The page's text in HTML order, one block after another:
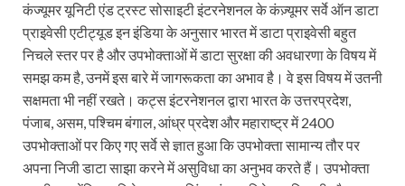
कंज्यूमर यूनिटी एंड ट्रस्ट सोसाइटी इंटरनेशनल के कंज़्यूमर सर्वे ऑन डाटा
प्राइवेसी एटीट्यूड इन इंडिया के अनुसार भारत में डाटा प्राइवेसी बहुत
निचले स्तर पर है और उपभोक्ताओं में डाटा सुरक्षा की अवधारणा के विषय में
समझ कम है, उनमें इस बारे में जागरूकता का अभाव है। वे इस विषय में उतनी
सक्षमता भी नहीं रखते। कट्स इंटरनेशनल द्वारा भारत के उत्तरप्रदेश,
पंजाब, असम, पश्चिम बंगाल, आंध्र प्रदेश और महाराष्ट्र में 2400
उपभोक्ताओं पर किए गए सर्वे से ज्ञात हुआ कि उपभोक्ता सामान्य तौर पर
अपना निजी डाटा साझा करने में असुविधा का अनुभव करते हैं। उपभोक्ता